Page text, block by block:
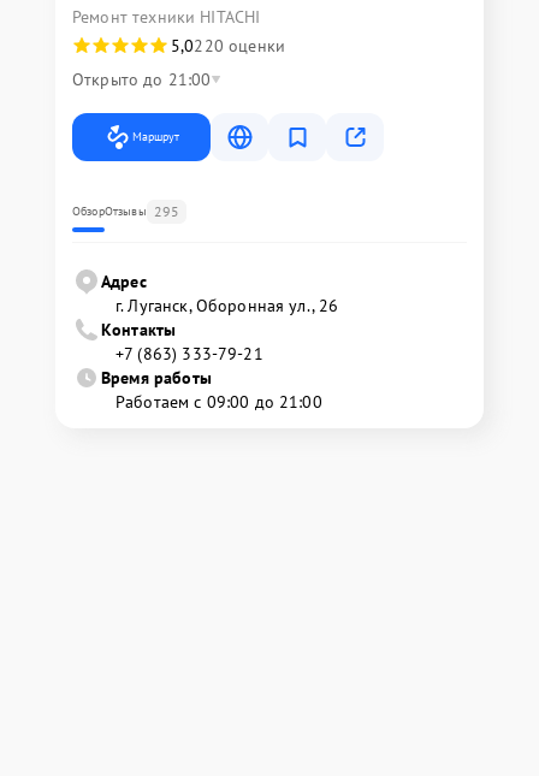
Ремонт техники HITACHI
5,0220 оценки
Открыто до 21:00
Маршрут
ОбзорОтзывы 295
Адрес
г. Луганск, Оборонная ул., 26
Контакты
+7 (863) 333-79-21
Время работы
Работаем с 09:00 до 21:00